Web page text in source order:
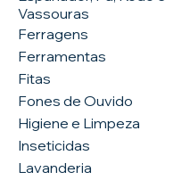
Vassouras
Ferragens
Ferramentas
Fitas
Fones de Ouvido
Higiene e Limpeza
Inseticidas
Lavanderia